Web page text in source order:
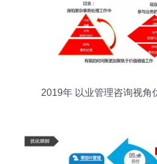
2019年 以业管理咨询视角